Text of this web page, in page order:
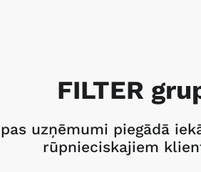
FILTER
uzņēmumi piegādā
rūpnieciskajiem